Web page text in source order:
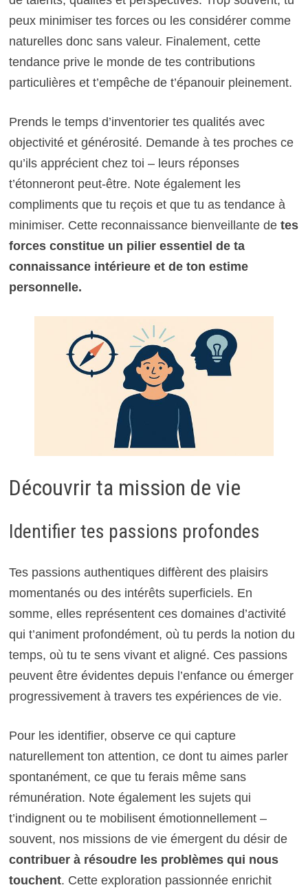
peux minimiser tes forces ou les considérer comme
naturelles donc sans valeur. Finalement, cette
tendance prive le monde de tes contributions
particulières et t’empêche de t’épanouir pleinement.
Prends le temps d’inventorier tes qualités avec
objectivité et générosité. Demande à tes proches ce
qu’ils apprécient chez toi – leurs réponses
t’étonneront peut-être. Note également les
compliments que tu reçois et que tu as tendance à
minimiser. Cette reconnaissance bienveillante de tes
forces constitue un pilier essentiel de ta
connaissance intérieureet de ton estime
personnelle.
Découvrir ta mission de vie
Identifier tes passions profondes
Tes passions authentiques diffèrent des plaisirs
momentanés ou des intérêts superficiels. En
somme, elles représentent ces domaines d’activité
qui t’animent profondément, où tu perds la notion du
temps, où tu te sens vivant et aligné. Ces passions
peuvent être évidentes depuis l’enfance ou émerger
progressivement à travers tes expériences de vie.
Pour les identifier, observe ce qui capture
naturellement ton attention, ce dont tu aimes parler
spontanément, ce que tu ferais même sans
rémunération. Note également les sujets qui
t’indignent ou te mobilisent émotionnellement –
souvent, nos missions de vie émergent du désir de
contribuer à résoudre les problèmes qui nous
touchent. Cette exploration passionnée enrichit